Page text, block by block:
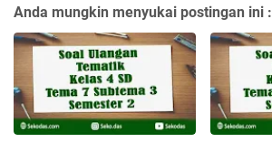
Anda mungkin menyukai postingan ini :